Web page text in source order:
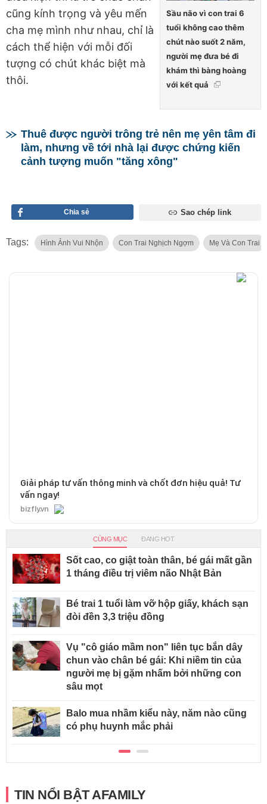
Sầu não vì con trai 6
tuổi không cao thêm
chút nào suốt 2 năm,
người mẹ đưa bé đi
khám thì bàng hoàng
với kết quả
cũng kính trọng và yêu mến
cha mẹ mình như nhau, chỉ là
cách thể hiện với mỗi đối
tượng có chút khác biệt mà
thôi.
Thuê được người trông trẻ nên mẹ yên tâm đi
làm, nhưng về tới nhà lại được chứng kiến
cảnh tượng muốn "tăng xông"
Chia sẻ Sao chép link
Tags: Hình Ảnh Vui Nhộn Con Trai Nghịch Ngợm Mẹ Và Con Trai
Giải pháp tư vấn thông minh và chốt đơn hiệu quả! Tư
vấn ngay!
bizfly.vn
CÙNG MỤC ĐANG HOT
Sốt cao, co giật toàn thân, bé gái mất gần
1 tháng điều trị viêm não Nhật Bản
Bé trai 1 tuổi làm vỡ hộp giấy, khách sạn
đòi đền 3,3 triệu đồng
Vụ "cô giáo mầm non" liên tục bắn dây
chun vào chân bé gái: Khi niềm tin của
người mẹ bị gặm nhấm bởi những con
sâu mọt
Balo mua nhầm kiểu này, năm nào cũng
có phụ huynh mắc phải
TIN NỔI BẬT AFAMILY